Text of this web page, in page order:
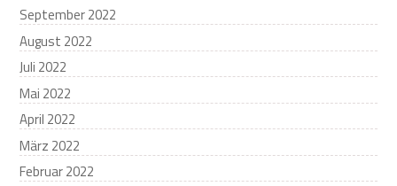
September 2022
August 2022
Juli 2022
Mai 2022
April 2022
März 2022
Februar 2022